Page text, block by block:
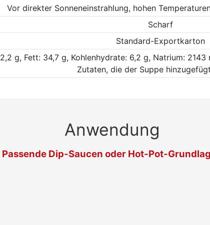
Vor direkter Sonneneinstrahlung, hohen
Scharf
Standard-Exportkarton
g, Fett: 34,7 g, Kohlenhydrate: 6,2 g, Natrium:
Zutaten, die der Suppe
Anwendung
Passende Dip-Saucen oder Hot-Pot-